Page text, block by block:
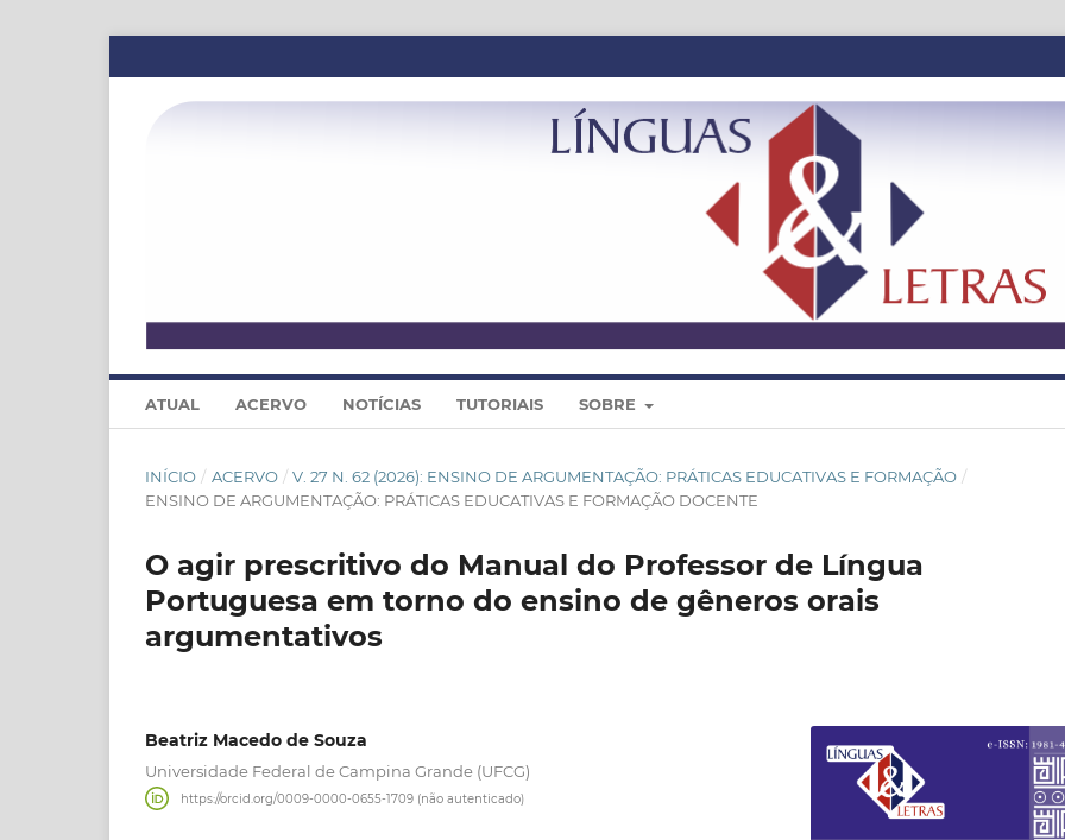
ATUAL ACERVO NOTÍCIAS TUTORIAIS SOBRE
INÍCIO / ACERVO / V. 27 N. 62 (2026): ENSINO DE ARGUMENTAÇÃO: PRÁTICAS EDUCATIVAS E FORMAÇÃO /
ENSINO DE ARGUMENTAÇÃO: PRÁTICAS EDUCATIVAS E FORMAÇÃO DOCENTE
O agir prescritivo do Manual do Professor de Língua
Portuguesa em torno do ensino de gêneros orais
argumentativos
Beatriz Macedo de Souza
Universidade Federal de Campina Grande (UFCG)
https://orcid.org/0009-0000-0655-1709 (não autenticado)